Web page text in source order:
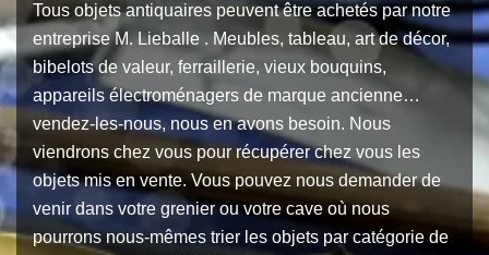
Tous objets antiquaires peuvent être achetés par notre
entreprise M. Lieballe . Meubles, tableau, art de décor,
bibelots de valeur, ferraillerie, vieux bouquins,
appareils électroménagers de marque ancienne…
vendez-les-nous, nous en avons besoin. Nous
viendrons chez vous pour récupérer chez vous les
objets mis en vente. Vous pouvez nous demander de
venir dans votre grenier ou votre cave où nous
pourrons nous-mêmes trier les objets par catégorie de